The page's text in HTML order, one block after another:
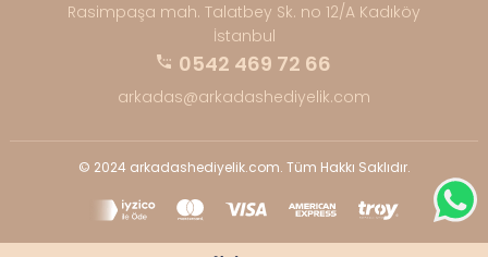
Rasimpaşa mah. Talatbey Sk. no 12/A Kadıköy
İstanbul
0542 469 72 66
arkadas@arkadashediyelik.com
© 2024 arkadashediyelik.com. Tüm Hakkı Saklıdır.